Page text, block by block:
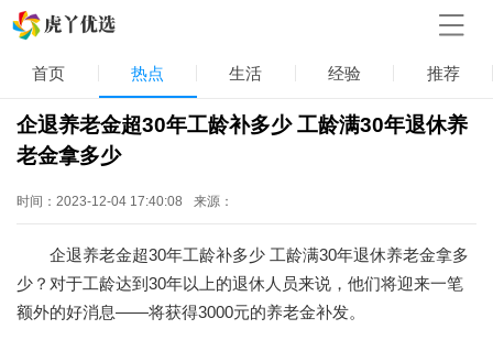
首页 热点 生活 经验 推荐
企退养老金超30年工龄补多少 工龄满30年退休养
老金拿多少
时间：2023-12-04 17:40:08 来源：
企退养老金超30年工龄补多少 工龄满30年退休养老金拿多
少？对于工龄达到30年以上的退休人员来说，他们将迎来一笔
额外的好消息——将获得3000元的养老金补发。